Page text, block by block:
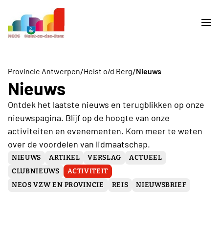
Provincie Antwerpen/Heist o/d Berg/Nieuws
Nieuws
Ontdek het laatste nieuws en terugblikken op onze
nieuwspagina. Blijf op de hoogte van onze
activiteiten en evenementen. Kom meer te weten
over de voordelen van lidmaatschap.
NIEUWS ARTIKEL VERSLAG
ACTUEEL
CLUBNIEUWS
ACTIVITEIT
NEOS VZW EN PROVINCIE
REIS NIEUWSBRIEF